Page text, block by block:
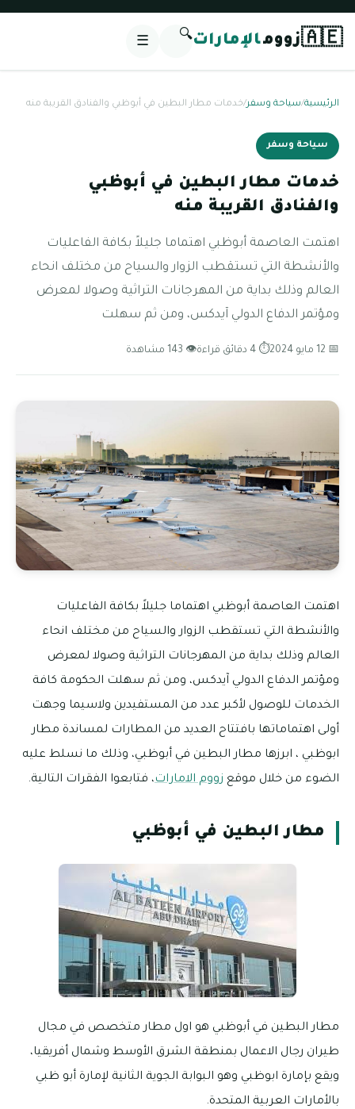
🇦🇪زوومالإمارات🔍
☰
الرئيسية/سياحة وسفر/خدمات مطار البطين في أبوظبي والفنادق القريبة منه
سياحة وسفر
خدمات مطار البطين في أبوظبي
والفنادق القريبة منه
اهتمت العاصمة أبوظبي اهتماما جليلاً بكافة الفاعليات
والأنشطة التي تستقطب الزوار والسياح من مختلف انحاء
العالم وذلك بداية من المهرجانات التراثية وصولا لمعرض
ومؤتمر الدفاع الدولي آيدكس، ومن ثم سهلت
📅 12 مايو 2024 ⏱ 4 دقائق قراءة 👁 143 مشاهدة
اهتمت العاصمة أبوظبي اهتماما جليلاً بكافة الفاعليات
والأنشطة التي تستقطب الزوار والسياح من مختلف انحاء
العالم وذلك بداية من المهرجانات التراثية وصولا لمعرض
ومؤتمر الدفاع الدولي آيدكس، ومن ثم سهلت الحكومة كافة
الخدمات للوصول لأكبر عدد من المستفيدين ولاسيما وجهت
أولى اهتماماتها بافتتاح العديد من المطارات لمساندة مطار
ابوظبي ، ابرزها مطار البطين في أبوظبي، وذلك ما نسلط عليه
الضوء من خلال موقع زووم الامارات، فتابعوا الفقرات التالية.
مطار البطين في أبوظبي
مطار البطين في أبوظبي هو اول مطار متخصص في مجال
طيران رجال الاعمال بمنطقة الشرق الأوسط وشمال أفريقيا،
ويقع بإمارة ابوظبي وهو البوابة الجوية الثانية لإمارة أبو ظبي
بالأمارات العربية المتحدة.